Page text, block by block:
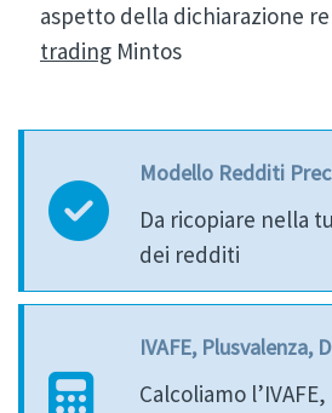
aspetto della dichiarazione
trading Mintos
Modello Redditi
Da ricopiare nella
dei redditi
IVAFE, Plusvalenza,
Calcoliamo